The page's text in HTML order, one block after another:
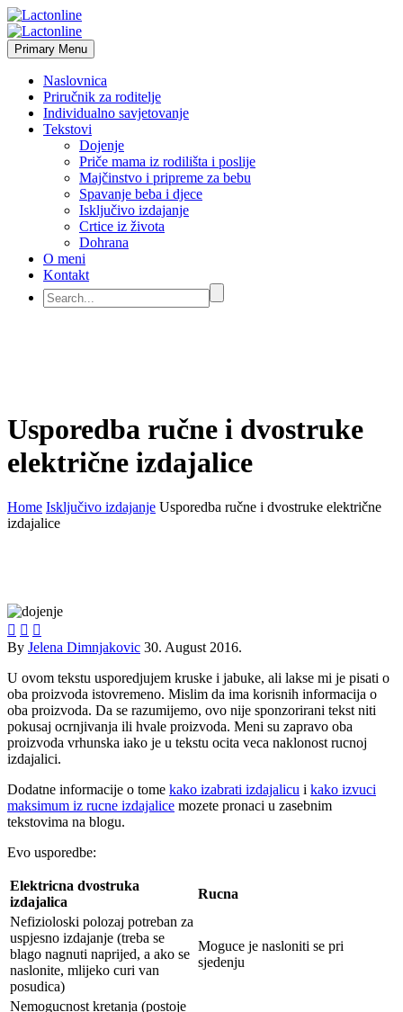
Primary Menu
Naslovnica
Priručnik za roditelje
Individualno savjetovanje
Tekstovi
Dojenje
Priče mama iz rodilišta i poslije
Majčinstvo i pripreme za bebu
Spavanje beba i djece
Isključivo izdajanje
Crtice iz života
Dohrana
O meni
Kontakt
Usporedba ručne i dvostruke
električne izdajalice
Home Isključivo izdajanje Usporedba ručne i dvostruke električne
izdajalice
  
By Jelena Dimnjakovic 30. August 2016.
U ovom tekstu usporedjujem kruske i jabuke, ali lakse mi je pisati o
oba proizvoda istovremeno. Mislim da ima korisnih informacija o
oba proizvoda. Da se razumijemo, ovo nije sponzorirani tekst niti
pokusaj ocrnjivanja ili hvale proizvoda. Meni su zapravo oba
proizvoda vrhunska iako je u tekstu ocita veca naklonost rucnoj
izdajalici.
Dodatne informacije o tome kako izabrati izdajalicu i kako izvuci
maksimum iz rucne izdajalice mozete pronaci u zasebnim
tekstovima na blogu.
Evo usporedbe:
Elektricna dvostruka
izdajalica
Rucna
Nefizioloski polozaj potreban za
uspjesno izdajanje (treba se
blago nagnuti naprijed, a ako se
naslonite, mlijeko curi van
posudica)
Moguce je nasloniti se pri
sjedenju
Nemogucnost kretanja (postoje